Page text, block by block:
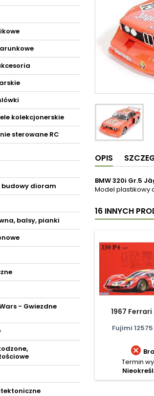
kolekcjonerskie
sterowane RC
budowy dioram
balsy, pianki
- Gwiezdne
OPIS
BMW 320i Gr.5
Model plastikowy
16 INNYCH
1967 Ferrari
Fujimi

Termin